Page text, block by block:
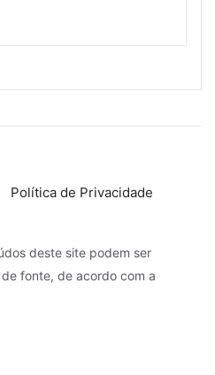
Política de Privacidade
deste site podem ser
fonte, de acordo com a